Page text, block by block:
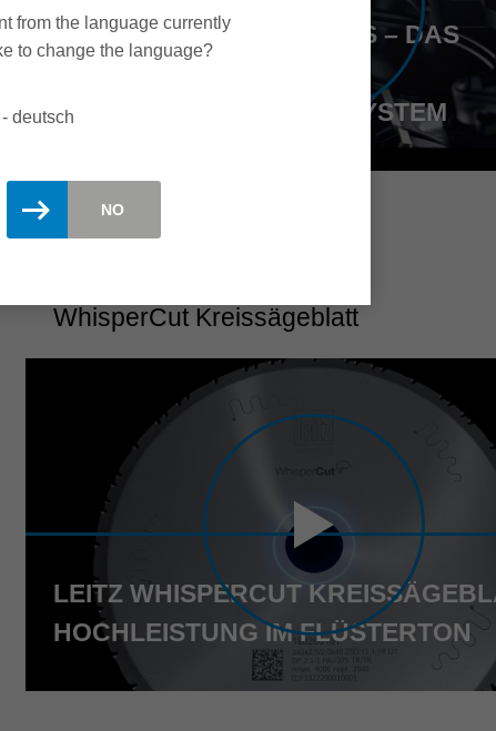
LEITZ PROFILCUT Q PLUS – DAS
KONSTANTWERKZEUGSYSTEM
WhisperCut Kreissägeblatt
LEITZ WHISPERCUT
HOCHLEISTUNG IM FLÜSTERTON
from the language currently
to change the language?
deutsch
NO